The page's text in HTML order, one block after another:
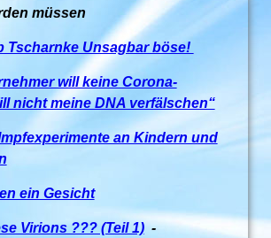
müssen
Tscharnke Unsagbar böse!
will keine Corona-
nicht meine DNA verfälschen“
an Kindern und
ein Gesicht
Virions ??? (Teil 1)-